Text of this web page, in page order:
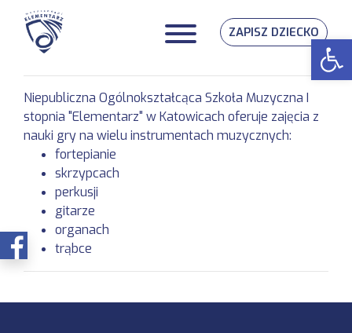
ZAPISZ DZIECKO
Niepubliczna Ogólnokształcąca Szkoła Muzyczna I
stopnia "Elementarz" w Katowicach oferuje zajęcia z
nauki gry na wielu instrumentach muzycznych:
fortepianie
skrzypcach
perkusji
gitarze
organach
trąbce